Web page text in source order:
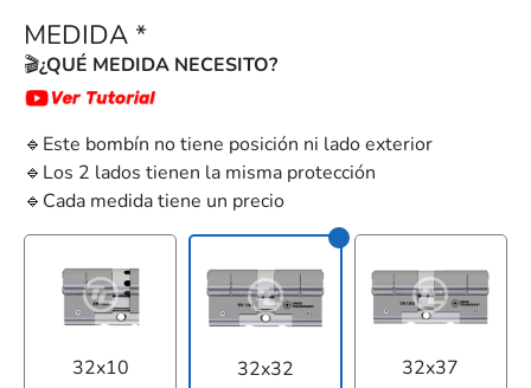
MEDIDA *
🎬¿QUÉ MEDIDA NECESITO?
🔹Este bombín no tiene posición ni lado exterior
🔹Los 2 lados tienen la misma protección
🔹Cada medida tiene un precio
32x10 32x32 32x37